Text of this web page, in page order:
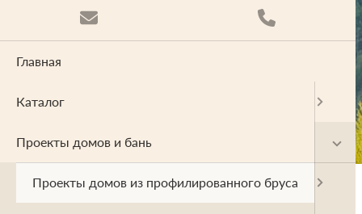
Главная
Каталог
Проекты домов и бань
Проекты домов из профилированного бруса